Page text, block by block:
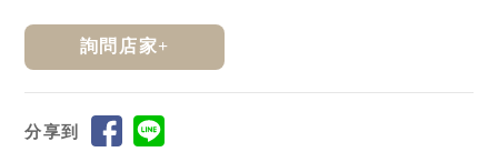
詢問店家+
分享到